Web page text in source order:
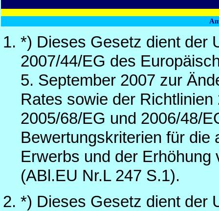
*) Dieses Gesetz dient der
2007/44/EG des
5. September 2007 zur
Rates sowie der
2005/68/EG und 2006/48/
Bewertungskriterien für die
Erwerbs und der
(ABl.EU Nr.L 247 S.1).
*) Dieses Gesetz dient der